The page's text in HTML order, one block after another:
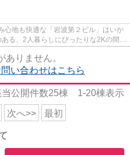
心地も快適な「岩波第２ビル」はいか
る、2人暮らしにぴったりな2Kの間取
ありません。
い合わせはこちら
当公開件数25棟 1-20棟表示
次へ>> 最初